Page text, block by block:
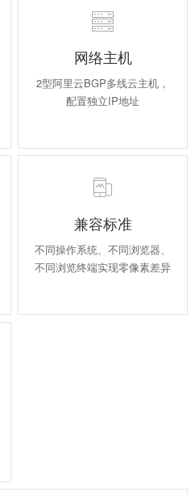

网络主机
2型阿里云BGP多线云主机，
配置独立IP地址

兼容标准
不同操作系统、不同浏览器、
不同浏览终端实现零像素差异